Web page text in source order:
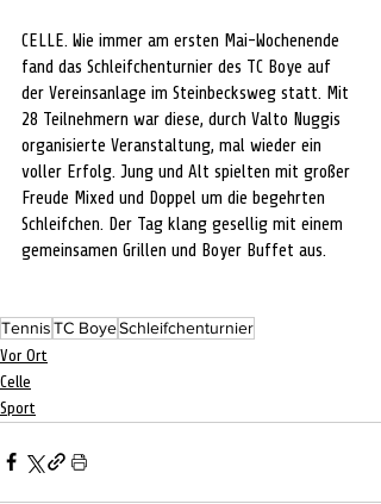
CELLE. Wie immer am ersten Mai-Wochenende
fand das Schleifchenturnier des TC Boye auf
der Vereinsanlage im Steinbecksweg statt. Mit
28 Teilnehmern war diese, durch Valto Nuggis
organisierte Veranstaltung, mal wieder ein
voller Erfolg. Jung und Alt spielten mit großer
Freude Mixed und Doppel um die begehrten
Schleifchen. Der Tag klang gesellig mit einem
gemeinsamen Grillen und Boyer Buffet aus.
TennisTC BoyeSchleifchenturnier
Vor Ort
Celle
Sport